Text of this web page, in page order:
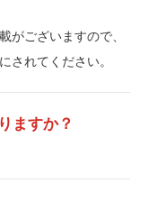
がございますので、
されてください。
ますか？